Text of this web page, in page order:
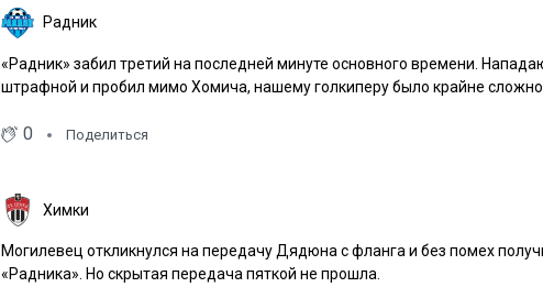
Радник
«Радник» забил третий на последней минуте основного времени.
штрафной и пробил мимо Хомича, нашему голкиперу было крайне
0 Поделиться
Химки
Могилевец откликнулся на передачу Дядюна с фланга и без помех
«Радника». Но скрытая передача пяткой не прошла.